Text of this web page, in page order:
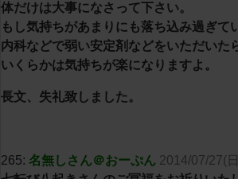
体だけは大事になさって下さい。
もし気持ちがあまりにも落ち込み過ぎて
内科などで弱い安定剤などをいただいた
いくらかは気持ちが楽になりますよ。
長文、失礼致しました。
265: 名無しさん＠おーぷん 2014/07/27(